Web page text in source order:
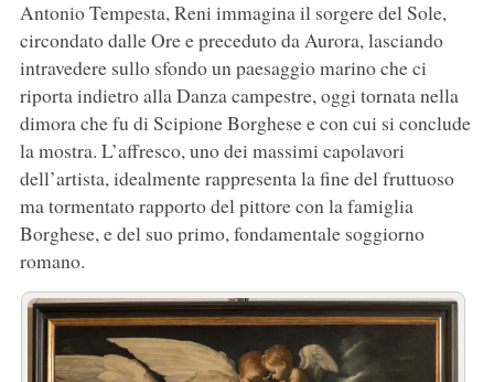
Antonio Tempesta, Reni immagina il sorgere del Sole,
circondato dalle Ore e preceduto da Aurora, lasciando
intravedere sullo sfondo un paesaggio marino che ci
riporta indietro alla Danza campestre, oggi tornata nella
dimora che fu di Scipione Borghese e con cui si conclude
la mostra. L’affresco, uno dei massimi capolavori
dell’artista, idealmente rappresenta la fine del fruttuoso
ma tormentato rapporto del pittore con la famiglia
Borghese, e del suo primo, fondamentale soggiorno
romano.